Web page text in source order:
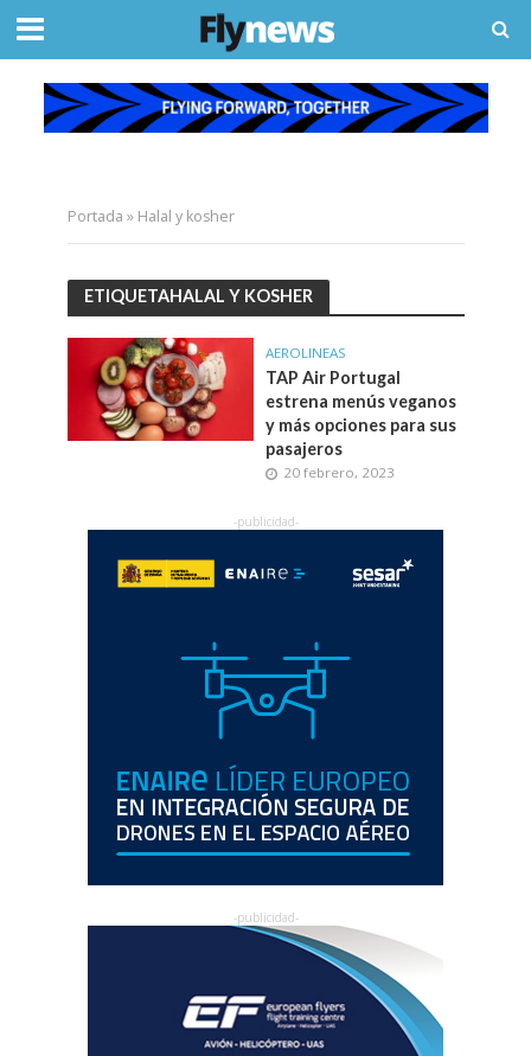
Portada » Halal y kosher
ETIQUETAHALAL Y KOSHER
AEROLINEAS
TAP Air Portugal
estrena menús veganos
y más opciones para sus
pasajeros
20 febrero, 2023